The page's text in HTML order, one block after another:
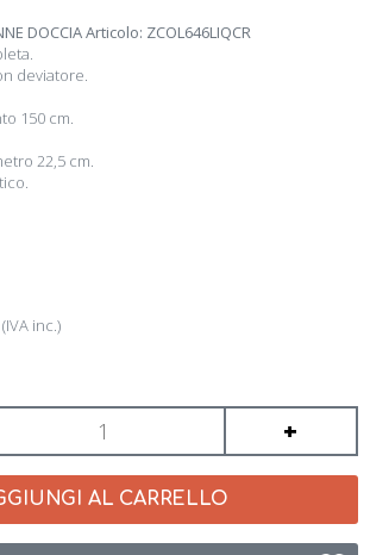
DOCCIA Articolo: ZCOL646LIQCR
deviatore.
150 cm.
22,5 cm.
(IVA inc.)
+
AL CARRELLO